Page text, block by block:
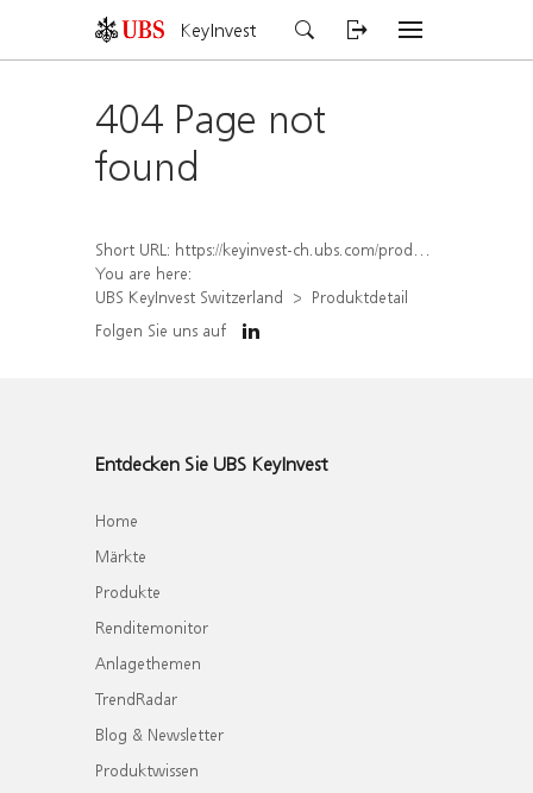
KeyInvest
404 Page not
found
Short URL: https://keyinvest-ch.ubs.com/produkt/detail/index/isin/CH1577911527
You are here:
UBS KeyInvest Switzerland
Produktdetail
Folgen Sie uns auf
Entdecken Sie UBS KeyInvest
Home
Märkte
Produkte
Renditemonitor
Anlagethemen
TrendRadar
Blog & Newsletter
Produktwissen